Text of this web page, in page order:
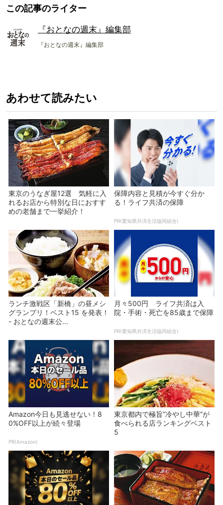
この記事のライター
『おとなの週末』編集部
『おとなの週末』編集部
あわせて読みたい
東京のうなぎ屋12選 気軽に入
れるお店から特別な日におすす
めの老舗まで一挙紹介！
保障内容と見積が今すぐ分か
る！ライフ共済の保障
PR(愛知県共済生活協同組合)
ランチ激戦区「新橋」の昼メシ
グランプリ！ベスト15 を発表！
- おとなの週末公...
月々500円 ライフ共済は入
院・手術・死亡を85歳まで保障
PR(愛知県共済生活協同組合)
Amazon今日も見逃せない！8
0%OFF以上が続々登場
PR(Amazon)
東京都内で極旨”冷やし中華”が
食べられる店ランキングベスト
5